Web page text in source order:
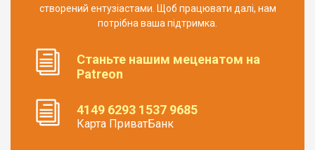
створений ентузіастами. Щоб працювати далі, нам
потрібна ваша підтримка.
Станьте нашим меценатом на
Patreon
4149 6293 1537 9685
Карта ПриватБанк